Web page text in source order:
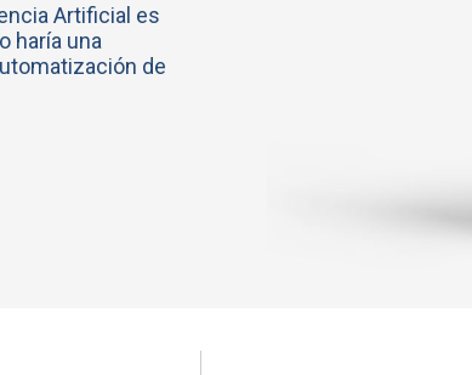
Artificial es
haría una
de